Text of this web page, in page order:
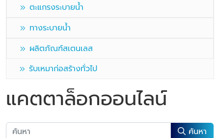
ตะแกรงระบายน้ำ
ทางระบายน้ำ
ผลิตภัณฑ์สเตนเลส
รับเหมาก่อสร้างทั่วไป
แคตตาล็อกออนไลน์
ค้นหา